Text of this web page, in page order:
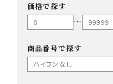
価格で探す
〜
商品番号で探す